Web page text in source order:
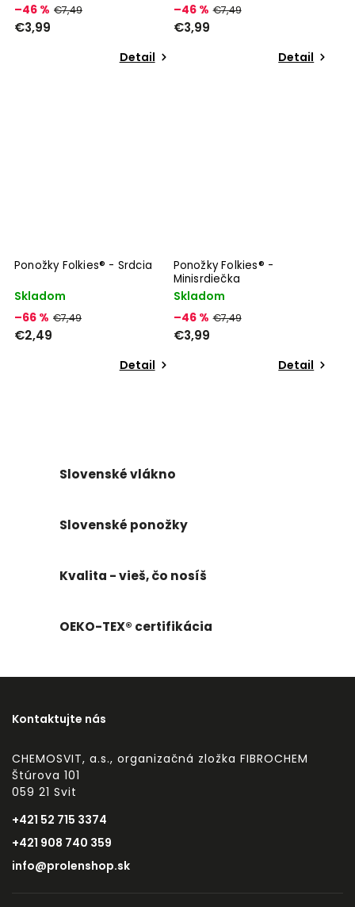
–46 % €7,49
€3,99
Detail
–46 % €7,49
€3,99
Detail
Ponožky Folkies® - Srdcia
Skladom
–66 % €7,49
€2,49
Detail
Ponožky Folkies® -
Minisrdiečka
Skladom
–46 % €7,49
€3,99
Detail
Slovenské vlákno
Slovenské ponožky
Kvalita - vieš, čo nosíš
OEKO-TEX® certifikácia
Kontaktujte nás
CHEMOSVIT, a.s., organizačná zložka FIBROCHEM
Štúrova 101
059 21 Svit
+421 52 715 3374
+421 908 740 359
info@prolenshop.sk